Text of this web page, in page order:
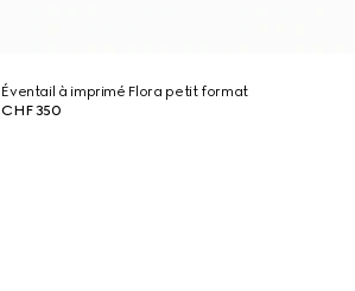
Éventail à imprimé Flora petit format
CHF 350